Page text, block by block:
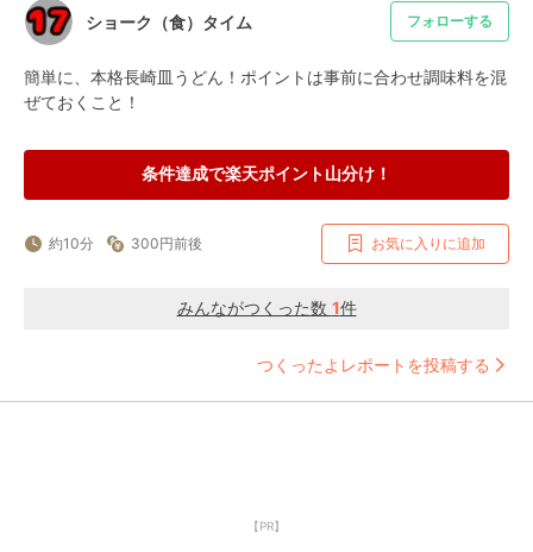
ショーク（食）タイム フォローする
簡単に、本格長崎皿うどん！ポイントは事前に合わせ調味料を混
ぜておくこと！
条件達成で楽天ポイント山分け！
約10分 300円前後 お気に入りに追加
みんながつくった数 1件
つくったよレポートを投稿する
【PR】